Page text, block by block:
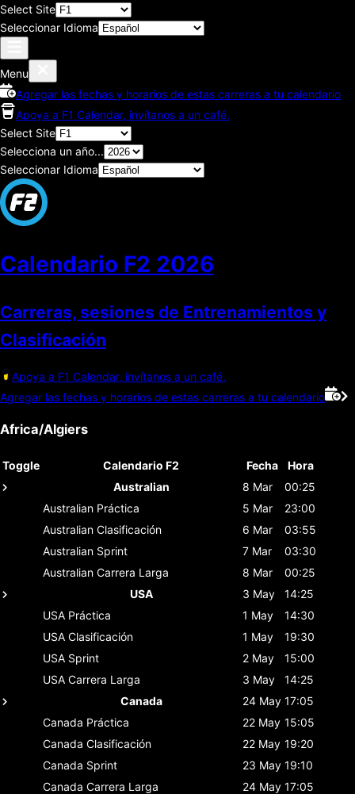
Select Site
Seleccionar Idioma
Menu
Agregar las fechas y horarios de estas carreras a tu calendario
Apoya a F1 Calendar, invítanos a un café.
Select Site
Selecciona un año...
Seleccionar Idioma
Calendario F2 2026
Carreras, sesiones de Entrenamientos y
Clasificación
Apoya a F1 Calendar, invítanos a un café.
Agregar las fechas y horarios de estas carreras a tu calendario
Africa/Algiers
Toggle Calendario F2 Fecha
Hora
Australian
8 Mar
00:25
Australian Práctica 5 Mar
23:00
Australian Clasificación 6 Mar
03:55
Australian Sprint 7 Mar
03:30
Australian Carrera Larga 8 Mar
00:25
USA
3 May
14:25
USA Práctica 1 May
14:30
USA Clasificación 1 May
19:30
USA Sprint 2 May
15:00
USA Carrera Larga 3 May
14:25
Canada
24 May 17:05
Canada Práctica 22 May 15:05
Canada Clasificación 22 May 19:20
Canada Sprint 23 May 19:10
Canada Carrera Larga 24 May 17:05